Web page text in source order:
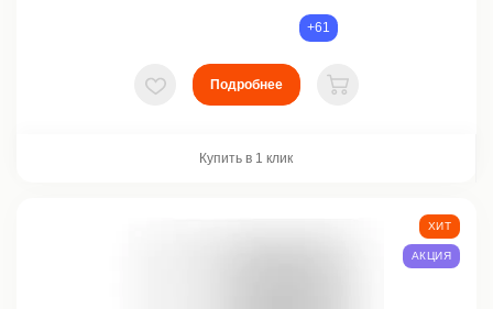
+61
В избранное
Подробнее
В корзину
Купить в 1 клик
ХИТ
АКЦИЯ